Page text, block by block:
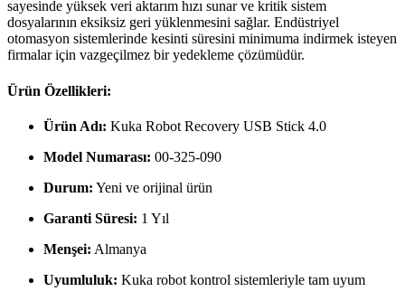
sayesinde yüksek veri aktarım hızı sunar ve kritik sistem
dosyalarının eksiksiz geri yüklenmesini sağlar. Endüstriyel
otomasyon sistemlerinde kesinti süresini minimuma indirmek isteyen
firmalar için vazgeçilmez bir yedekleme çözümüdür.
Ürün Özellikleri:
Ürün Adı: Kuka Robot Recovery USB Stick 4.0
Model Numarası: 00-325-090
Durum: Yeni ve orijinal ürün
Garanti Süresi: 1 Yıl
Menşei: Almanya
Uyumluluk: Kuka robot kontrol sistemleriyle tam uyum